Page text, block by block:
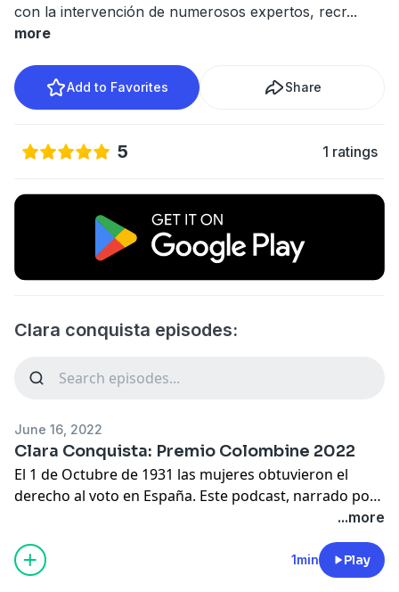
con la intervención de numerosos expertos, recr...
more
Add to Favorites Share
5 1 ratings
Clara conquista episodes:
June 16, 2022
Clara Conquista: Premio Colombine 2022
El 1 de Octubre de 1931 las mujeres obtuvieron el
derecho al voto en España. Este podcast, narrado por
Isaías Lafuente, protagonizado por Aura Garrido y con
la intervención de numerosos expertos, recrea las
sesiones parlamentarias en las que Clara Campoamor
hizo historia. Premio Colombine 2022
...more
1min Play